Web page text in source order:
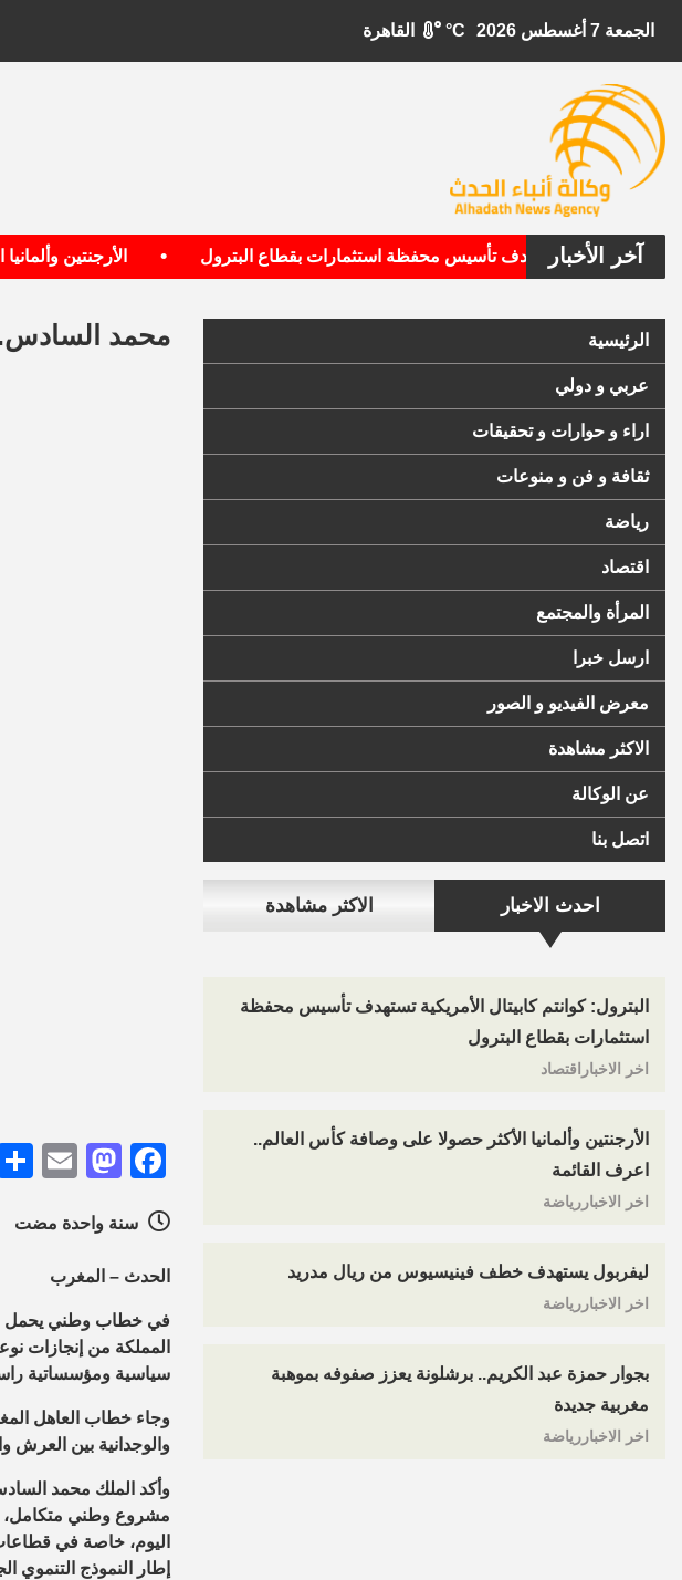
الجمعة 7 أغسطس 2026 °C
آخر الأخبار
الأمريكية تستهدف تأسيس محفظة استثمارات بقطاع البترول • الأرجنتين وألمانيا
الرئيسية
عربي و دولي
اراء و حوارات و تحقيقات
ثقافة و فن و منوعات
رياضة
اقتصاد
المرأة والمجتمع
ارسل خبرا
معرض الفيديو و الصور
الاكثر مشاهدة
عن الوكالة
اتصل بنا
احدث الاخبار الاكثر مشاهدة
البترول: كوانتم كابيتال الأمريكية تستهدف تأسيس محفظة
استثمارات بقطاع البترول
اخر الاخباراقتصاد
الأرجنتين وألمانيا الأكثر حصولا على وصافة كأس العالم..
اعرف القائمة
اخر الاخباررياضة
ليفربول يستهدف خطف فينيسيوس من ريال مدريد
اخر الاخباررياضة
بجوار حمزة عبد الكريم.. برشلونة يعزز صفوفه بموهبة
مغربية جديدة
اخر الاخباررياضة
محمد السادس..
سنة واحدة مضت
الحدث – المغرب
في خطاب وطني يحمل
المملكة من إنجازات
سياسية ومؤسساتية
وجاء خطاب العاهل
والوجدانية بين العرش
مشروع وطني متكامل،
اليوم، خاصة في
إطار النموذج التنموي